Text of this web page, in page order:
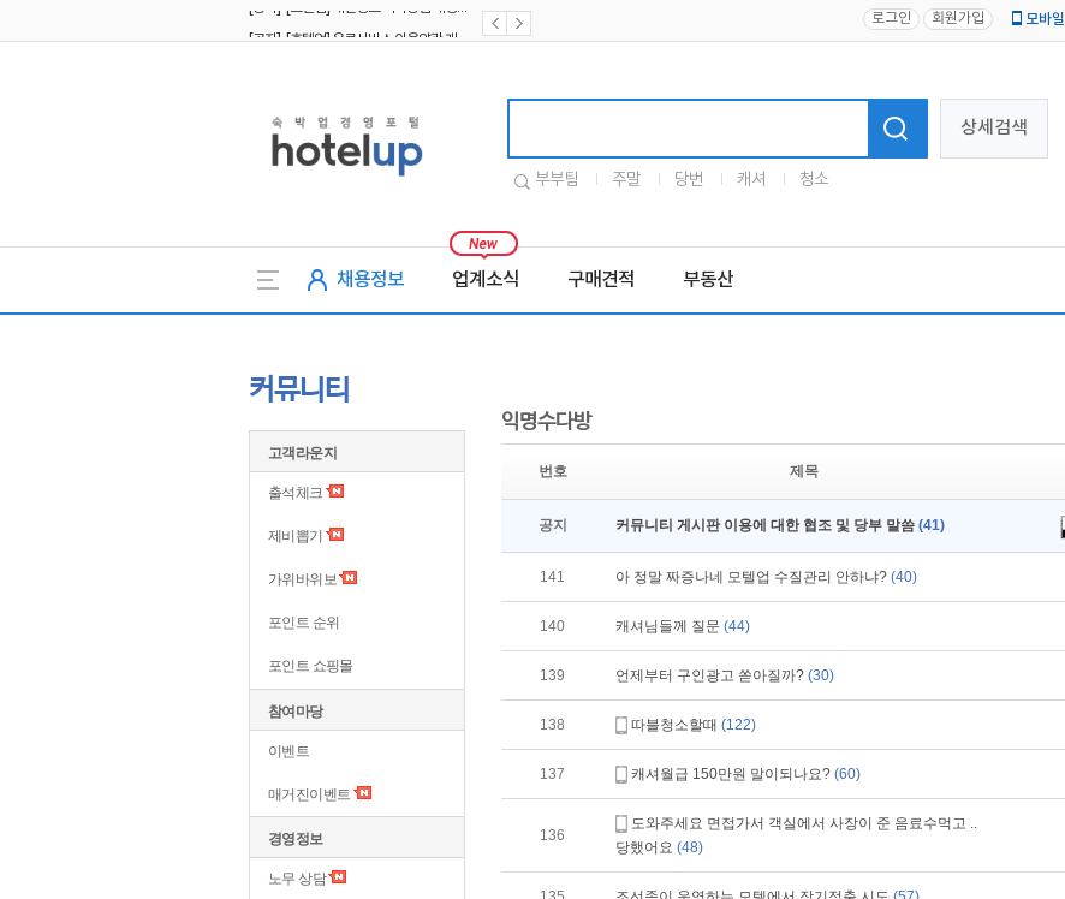
로그인 회원가입 모바일
상세검색
부부팀 주말 당번 캐셔 청소
채용정보 업계소식 구매견적 부동산
커뮤니티
고객라운지
출석체크
제비뽑기
가위바위보
포인트 순위
포인트 쇼핑몰
참여마당
이벤트
매거진이벤트
경영정보
노무 상담
익명수다방
번호 제목
공지 커뮤니티 게시판 이용에 대한 협조 및 당부 말씀 (41)
141 아 정말 짜증나네 모텔업 수질관리 안하냐? (40)
140 캐셔님들께 질문 (44)
139 언제부터 구인광고 쏟아질까? (30)
138 따블청소할때 (122)
137 캐셔월급 150만원 말이되나요? (60)
136
도와주세요 면접가서 객실에서 사장이 준 음료수먹고 ..
당했어요 (48)